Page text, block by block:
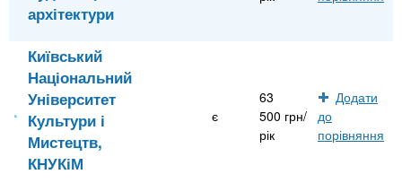
архітектури
Київський
Національний
Університет
Культури і
Мистецтв,
КНУКіМ
є
63
500 грн/
рік
Додати
до
порівняння